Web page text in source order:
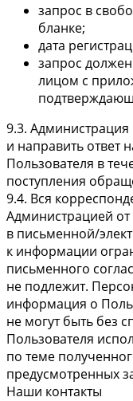
запрос в
бланке;
дата
запрос
лицом с
9.3. Администрация
и направить ответ
Пользователя в
поступления
9.4. Вся
Администрацией
в письменной/
к информации
письменного
не подлежит.
информация о
не могут быть без
Пользователя
по теме
предусмотренных
Наши контакты